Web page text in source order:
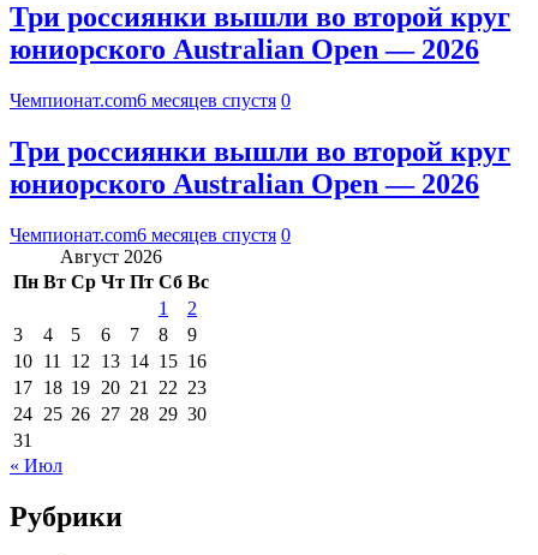
Три россиянки вышли во второй круг
юниорского Australian Open — 2026
Чемпионат.com6 месяцев спустя 0
Три россиянки вышли во второй круг
юниорского Australian Open — 2026
Чемпионат.com6 месяцев спустя 0
Август 2026
Пн Вт Ср Чт Пт Сб Вс
1
2
3
4 5 6 7 8
9
10 11 12 13 14 15 16
17 18 19 20 21 22 23
24 25 26 27 28 29 30
31
« Июл
Рубрики